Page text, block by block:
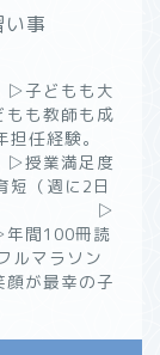
事
子どもも大
も教師も成
担任経験。
満足度
（週に2日
▷
100冊読
ソン
幸の子